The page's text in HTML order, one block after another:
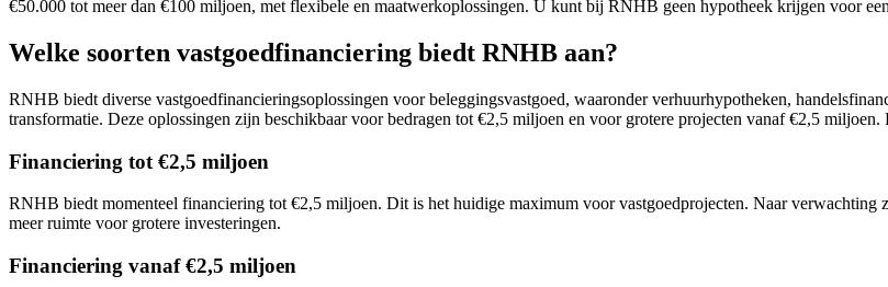
€50.000 tot meer dan €100 miljoen, met flexibele en maatwerkoplossingen. U kunt bij RNHB geen hypotheek krijgen voor
Welke soorten vastgoedfinanciering biedt RNHB aan?
RNHB biedt diverse vastgoedfinancieringsoplossingen voor beleggingsvastgoed, waaronder verhuurhypotheken,
transformatie. Deze oplossingen zijn beschikbaar voor bedragen tot €2,5 miljoen en voor grotere projecten vanaf €2,5
Financiering tot €2,5 miljoen
RNHB biedt momenteel financiering tot €2,5 miljoen. Dit is het huidige maximum voor vastgoedprojecten. Naar
meer ruimte voor grotere investeringen.
Financiering vanaf €2,5 miljoen